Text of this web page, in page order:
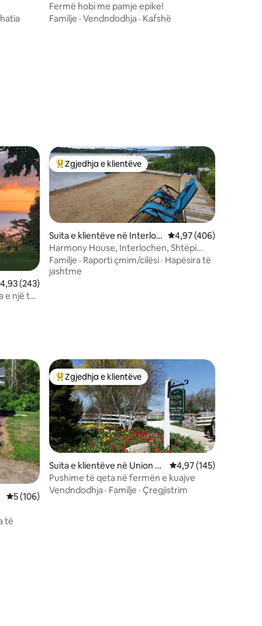
Fermë hobi me pamje epike!
Familje · Vendndodhja · Kafshë
mesatar 4,93 nga 5, 243 vlerësime
4,93 (243)
e një të
Më të mirat e zgjedhjeve të klientëve
Zgjedhja e klientëve
Suita e klientëve në Interloc
hen
Vlerësimi mesatar
4,97 (406)
Harmony House, Interlochen, Shtëpi
pushimi buzë liqenit
Familje · Raporti çmim/cilësi · Hapësira të
jashtme
Vlerësimi mesatar 5 nga 5, 106 vlerësime
5 (106)
të
Më të mirat e zgjedhjeve të klientëve
Zgjedhja e klientëve
Suita e klientëve në Union G
rove
Vlerësimi mesatar
4,97 (145)
Pushime të qeta në fermën e kuajve
Vendndodhja · Familje · Çregjistrim